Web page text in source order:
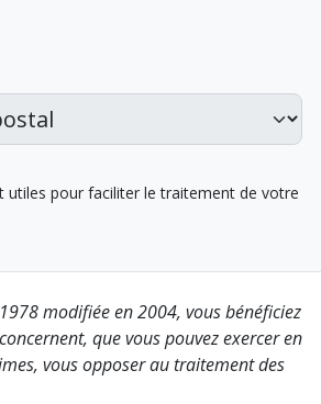
pour faciliter le traitement de votre
modifiée en 2004, vous bénéficiez
que vous pouvez exercer en
vous opposer au traitement des